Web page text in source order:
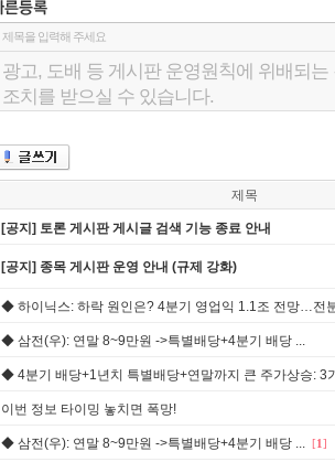
제목
[공지] 토론 게시판 게시글 검색 기능 종료 안내
[공지] 종목 게시판 운영 안내 (규제 강화)
◆ 하이닉스: 하락 원인은? 4분기 영업익 1.1조 전망…전
◆ 삼전(우): 연말 8~9만원 ->특별배당+4분기 배당 ...
◆ 4분기 배당+1년치 특별배당+연말까지 큰 주가상승: 3
이번 정보 타이밍 놓치면 폭망!
◆ 삼전(우): 연말 8~9만원 ->특별배당+4분기 배당 ... [1]